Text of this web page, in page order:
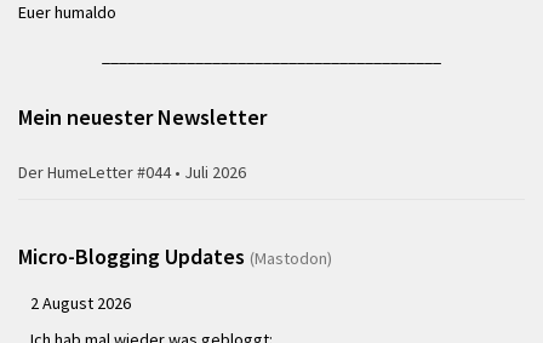
Euer humaldo
Mein neuester Newsletter
Der HumeLetter #044 • Juli 2026
Micro-Blogging Updates (Mastodon)
2 August 2026